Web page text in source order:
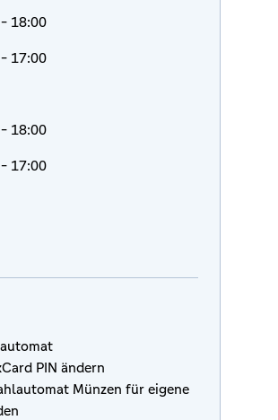
18:00
17:00
18:00
17:00
PIN ändern
Münzen für eigene